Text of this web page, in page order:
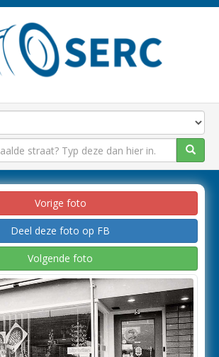
Vorige foto
Deel deze foto op FB
Volgende foto